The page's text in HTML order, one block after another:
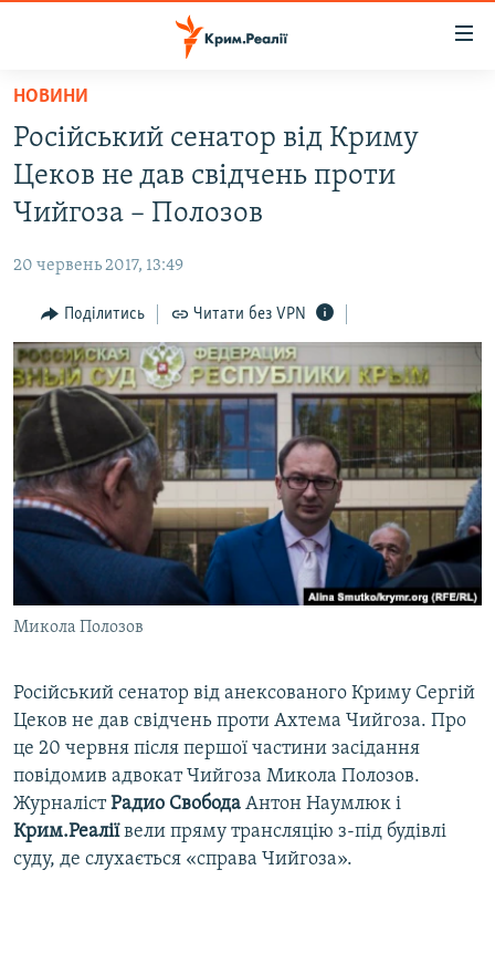
Перейти
основного
матеріалу
Перейти
основної
навігації
Перейти
до
пошуку
ВІДЕО ТА ФОТО
БЛОГИ
ПОГЛЯД
ІНТЕРВ'Ю
ВСЕ ЗА ДЕНЬ
СПЕЦПРОЕКТИ
ДЕПОРТАЦІЯ
ВІДЕОУРОКИ «ELIFBE»
СВІДЧЕННЯ ОКУПАЦІЇ
УКРАЇНСЬКА ПРОБЛЕМА КРИМУ
ІНФОГРАФІКА
ЯК ОБІЙТИ БЛОКУВАННЯ
Русский
Qırımtatar
ДОЛУЧАЙСЯ!
Усі сайти RFE/RL
НОВИНИ
Російський сенатор від Криму
Цеков не дав свідчень проти
Чийгоза – Полозов
20 червень 2017, 13:49
Поділитись Читати без VPN
Микола Полозов
Російський сенатор від анексованого Криму Сергій
Цеков не дав свідчень проти Ахтема Чийгоза. Про
це 20 червня після першої частини засідання
повідомив адвокат Чийгоза Микола Полозов.
ЖурналістРадио Свобода Антон Наумлюк і
Крим.Реаліївели пряму трансляцію з-під будівлі
суду, де слухається «справа Чийгоза».